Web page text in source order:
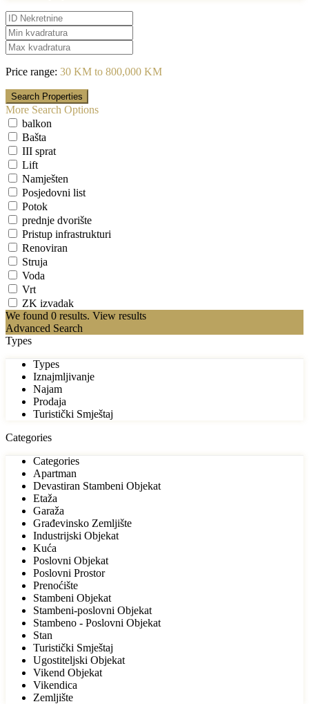
Price range: 30 KM to 800,000 KM
More Search Options
balkon
Bašta
III sprat
Lift
Namješten
Posjedovni list
Potok
prednje dvorište
Pristup infrastrukturi
Renoviran
Struja
Voda
Vrt
ZK izvadak
We found 0 results. View results
Advanced Search
Types
Types
Iznajmljivanje
Najam
Prodaja
Turistički Smještaj
Categories
Categories
Apartman
Devastiran Stambeni Objekat
Etaža
Garaža
Građevinsko Zemljište
Industrijski Objekat
Kuća
Poslovni Objekat
Poslovni Prostor
Prenoćište
Stambeni Objekat
Stambeni-poslovni Objekat
Stambeno - Poslovni Objekat
Stan
Turistički Smještaj
Ugostiteljski Objekat
Vikend Objekat
Vikendica
Zemljište